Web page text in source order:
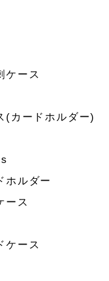
ケース
(カードホルダー)
ホルダー
ース
ケース